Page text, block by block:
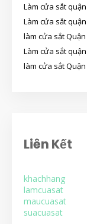
Làm cửa sắt quận
Làm cửa sắt quận
làm cửa sắt Quận
Làm cửa sắt
làm cửa sắt Quận
Liên Kết
khachhang
lamcuasat
maucuasat
suacuasat